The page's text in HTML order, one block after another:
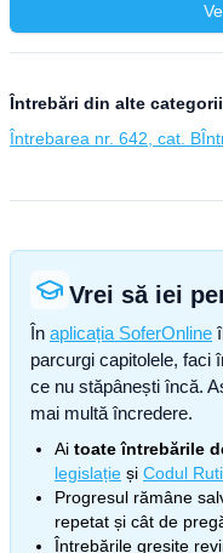
Întrebări din alte categorii
Întrebarea nr. 642, cat. B
Vrei să iei
În aplicația SoferOnline
parcurgi capitolele, faci
ce nu stăpânești încă.
mai multă încredere.
Ai toate întrebările
legislație și Codul
Progresul rămâne
repetat și cât de
Întrebările greșite